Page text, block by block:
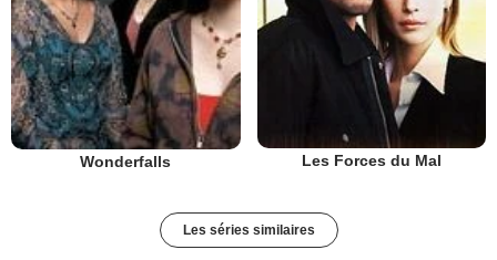
Wonderfalls Les Forces du Mal
Les séries similaires